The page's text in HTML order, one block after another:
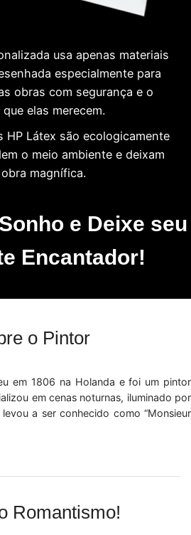
usa apenas materiais
especialmente para
obras com segurança e o
elas merecem.
HP Látex são ecologicamente
o meio ambiente e deixam
magnífica.
e Deixe seu
Encantador!
o Pintor
em 1806 na Holanda e foi um pintor
em cenas noturnas, iluminado por
a ser conhecido como “Monsieur
Romantismo!